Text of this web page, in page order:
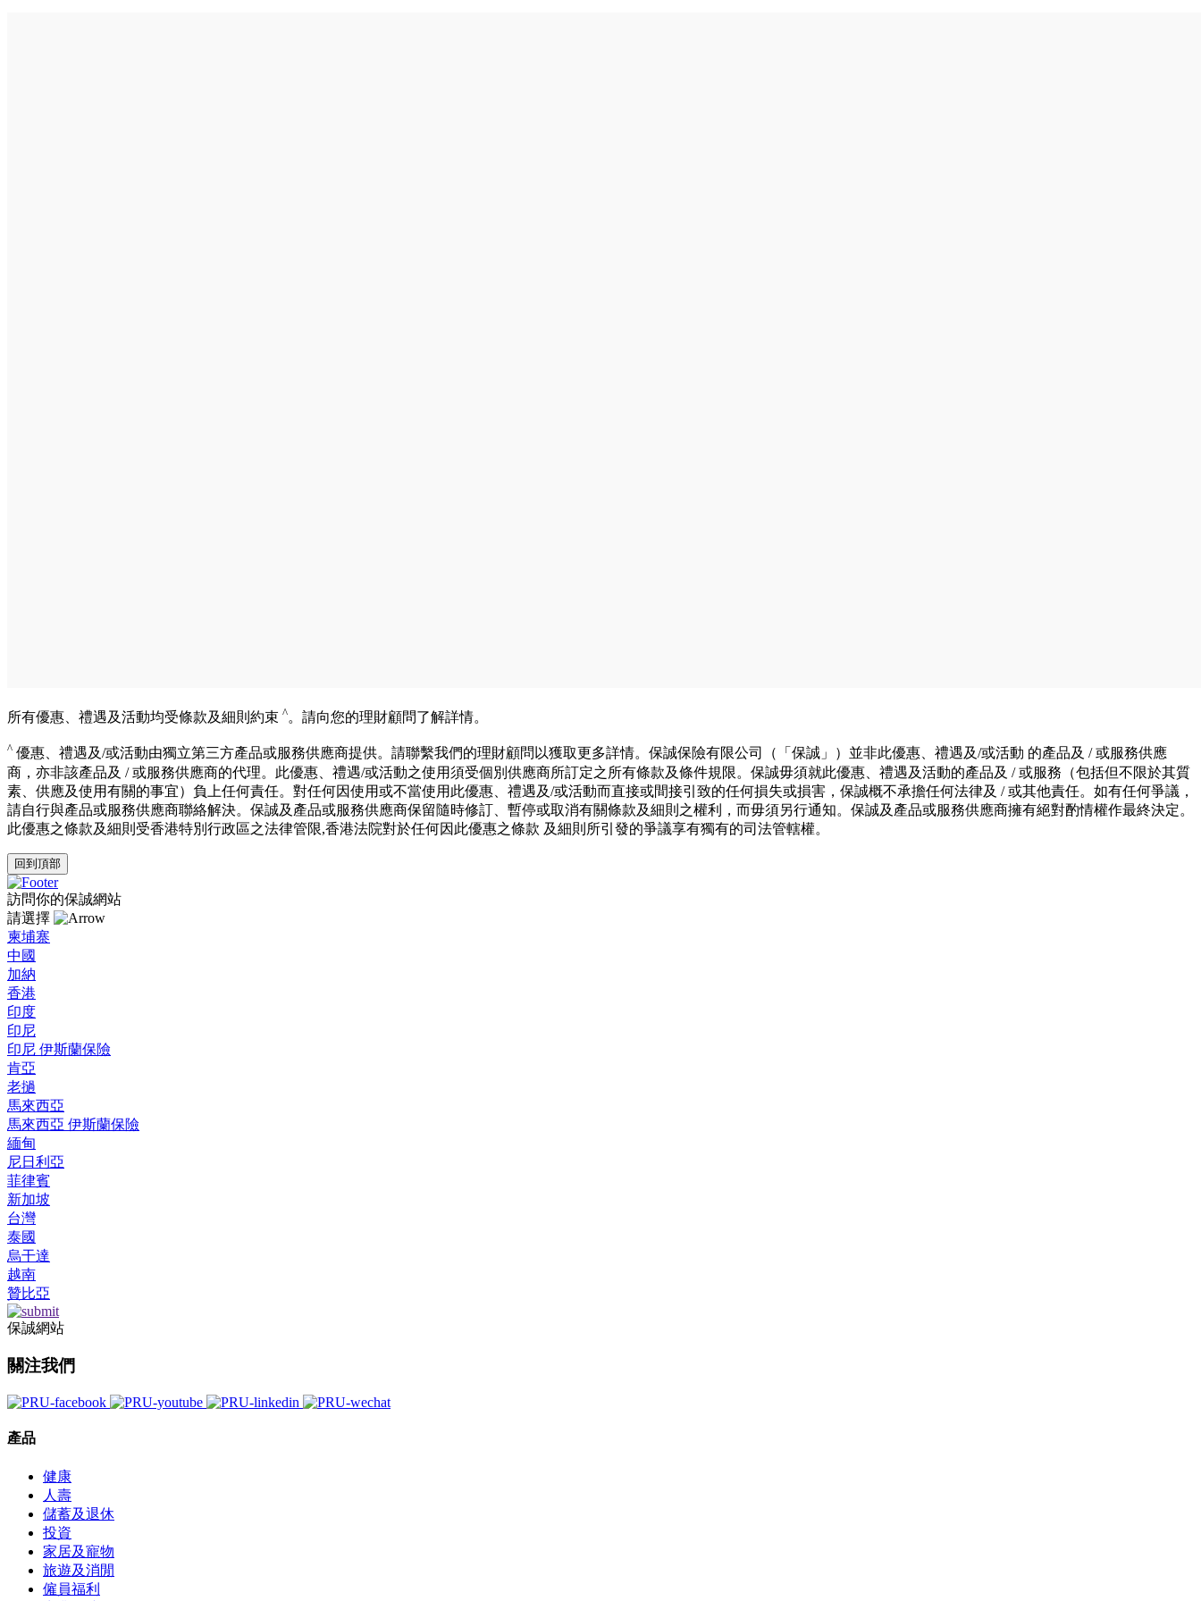
所有優惠、禮遇及活動均受條款及細則約束 ^。請向您的理財顧問了解詳情。
^ 優惠、禮遇及/或活動由獨立第三方產品或服務供應商提供。請聯繫我們的理財顧問以獲取更多詳情。保誠保險有限公司（「保誠」）並非此優惠、禮遇及/或活動 的產品及 / 或服務供應
商，亦非該產品及 / 或服務供應商的代理。此優惠、禮遇/或活動之使用須受個別供應商所訂定之所有條款及條件規限。保誠毋須就此優惠、禮遇及活動的產品及 / 或服務（包括但不限於其質
素、供應及使用有關的事宜）負上任何責任。對任何因使用或不當使用此優惠、禮遇及/或活動而直接或間接引致的任何損失或損害，保誠概不承擔任何法律及 / 或其他責任。如有任何爭議，
請自行與產品或服務供應商聯絡解決。保誠及產品或服務供應商保留隨時修訂、暫停或取消有關條款及細則之權利，而毋須另行通知。保誠及產品或服務供應商擁有絕對酌情權作最終決定。
此優惠之條款及細則受香港特別行政區之法律管限,香港法院對於任何因此優惠之條款 及細則所引發的爭議享有獨有的司法管轄權。
回到頂部
訪問你的保誠網站
請選擇
柬埔寨
中國
加納
香港
印度
印尼
印尼 伊斯蘭保險
肯亞
老撾
馬來西亞
馬來西亞 伊斯蘭保險
緬甸
尼日利亞
菲律賓
新加坡
台灣
泰國
烏干達
越南
贊比亞
保誠網站
關注我們
產品
健康
人壽
儲蓄及退休
投資
家居及寵物
旅遊及消閒
僱員福利